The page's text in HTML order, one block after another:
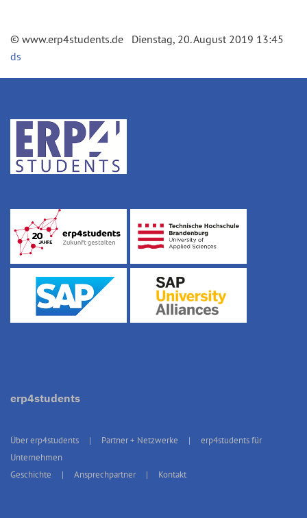
© www.erp4students.de Dienstag, 20. August 2019 13:45
ds
erp4students
Über erp4students Partner + Netzwerke
erp4students für
Unternehmen
Geschichte
Ansprechpartner Kontakt